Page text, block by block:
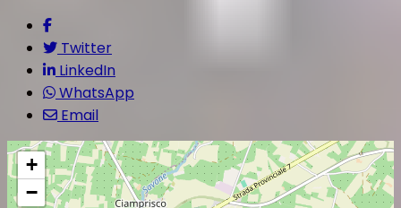
Twitter
LinkedIn
WhatsApp
Email
+
−